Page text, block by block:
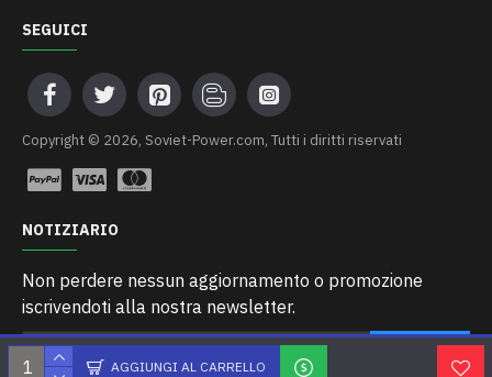
AGGIUNGI AL CARRELLO
SEGUICI
Сopyright © 2026, Soviet-Power.com, Tutti i diritti riservati
NOTIZIARIO
Non perdere nessun aggiornamento o promozione
iscrivendoti alla nostra newsletter.